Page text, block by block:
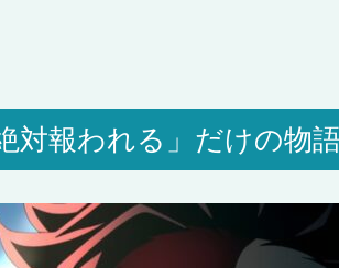
対報われる」だけの物